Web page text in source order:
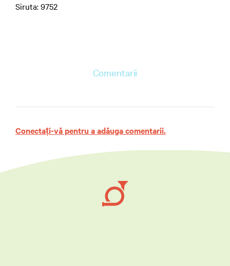
Siruta: 9752
Comentarii
Conectați-vă pentru a adăuga comentarii.